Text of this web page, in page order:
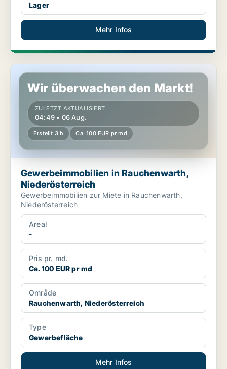
Lager
Mehr Infos
Gewerbeimmobilien in Rauchenwarth, Niederösterreich
Wir überwachen den Markt!
ZULETZT AKTUALISIERT
04:49 • 06 Aug.
Erstellt 3 h Ca. 100 EUR pr md
Gewerbeimmobilien in Rauchenwarth,
Niederösterreich
Gewerbeimmobilien zur Miete in Rauchenwarth,
Niederösterreich
Areal
-
Pris pr. md.
Ca. 100 EUR pr md
Område
Rauchenwarth, Niederösterreich
Type
Gewerbefläche
Mehr Infos